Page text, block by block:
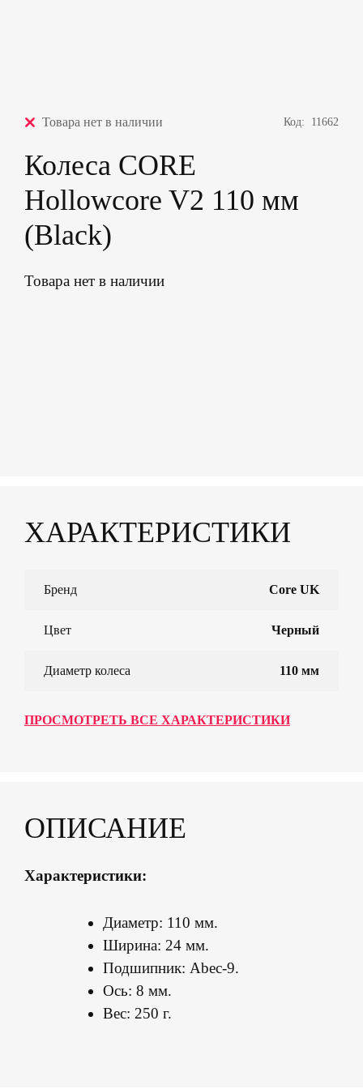
Товара нет в наличии Код: 11662
Колеса CORE
Hollowcore V2 110 мм
(Black)
Товара нет в наличии
ХАРАКТЕРИСТИКИ
Бренд Core UK
Цвет Черный
Диаметр колеса 110 мм
ПРОСМОТРЕТЬ ВСЕ ХАРАКТЕРИСТИКИ
ОПИСАНИЕ
Характеристики:
Диаметр: 110 мм.
Ширина: 24 мм.
Подшипник: Abec-9.
Ось: 8 мм.
Вес: 250 г.